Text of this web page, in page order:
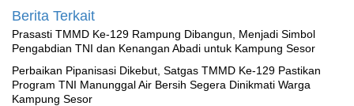
Berita Terkait
Prasasti TMMD Ke-129 Rampung Dibangun, Menjadi Simbol
Pengabdian TNI dan Kenangan Abadi untuk Kampung Sesor
Perbaikan Pipanisasi Dikebut, Satgas TMMD Ke-129 Pastikan
Program TNI Manunggal Air Bersih Segera Dinikmati Warga
Kampung Sesor